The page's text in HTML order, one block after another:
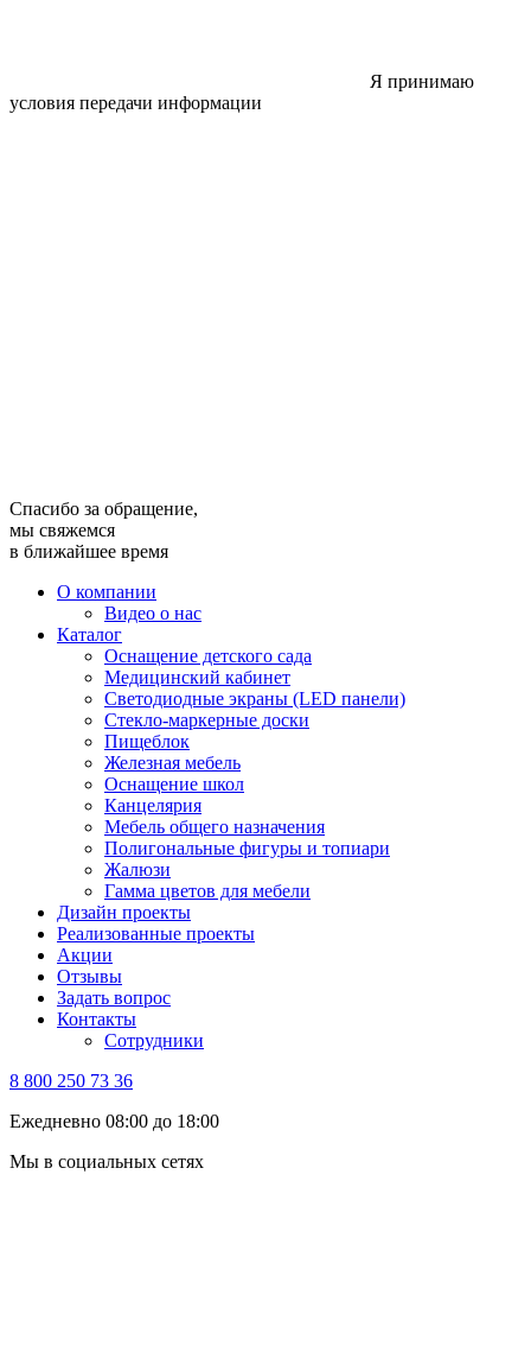
Я принимаю
условия передачи информации
Спасибо за обращение,
мы свяжемся
в ближайшее время
О компании
Видео о нас
Каталог
Оснащение детского сада
Медицинский кабинет
Светодиодные экраны (LED панели)
Стекло-маркерные доски
Пищеблок
Железная мебель
Оснащение школ
Канцелярия
Мебель общего назначения
Полигональные фигуры и топиари
Жалюзи
Гамма цветов для мебели
Дизайн проекты
Реализованные проекты
Акции
Отзывы
Задать вопрос
Контакты
Сотрудники
8 800 250 73 36
Ежедневно 08:00 до 18:00
Мы в социальных сетях